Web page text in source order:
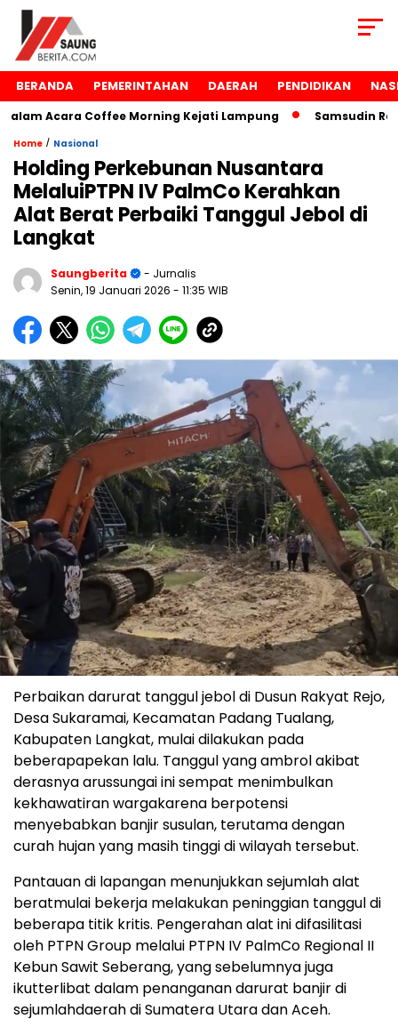
BERANDA PEMERINTAHAN DAERAH PENDIDIKAN
Acara Coffee Morning Kejati Lampung Samsudin Raih
Home / Nasional
Holding Perkebunan Nusantara
MelaluiPTPN IV PalmCo Kerahkan
Alat Berat Perbaiki Tanggul Jebol di
Langkat
Saungberita
- Jurnalis
Senin, 19 Januari 2026 - 11:35 WIB
Perbaikandarurat tangguljeboldi Dusun Rakyat Rejo,
DesaSukaramai, Kecamatan Padang Tualang,
Kabupaten Langkat, mulaidilakukan pada
beberapapekan lalu. Tanggulyangambrolakibat
derasnyaarussungaiinisempat menimbulkan
kekhawatiranwargakarena berpotensi
menyebabkan banjirsusulan, terutamadengan
curah hujanyang masih tinggidi wilayah tersebut.
Pantauandi lapangan menunjukkansejumlahalat
beratmulai bekerja melakukan peninggian tangguldi
beberapa titik kritis. Pengerahanalat inidifasilitasi
oleh PTPN Group melalui PTPN IV PalmCo Regional II
KebunSawit Seberang, yangsebelumnyajuga
ikutterlibat dalam penanganandarurat banjirdi
sejumlahdaerahdi Sumatera Utara dan Aceh.